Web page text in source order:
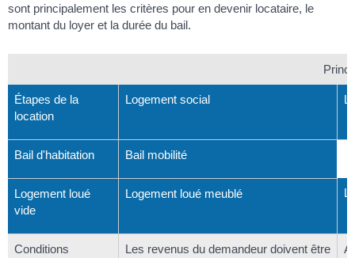
sont principalement les critères pour en devenir locataire, le
montant du loyer et la durée du bail.
Étapes de la
location
Logement social
Bail d'habitation Bail mobilité
Logement loué
vide
Logement loué meublé
Conditions
Les revenus du demandeur doivent être